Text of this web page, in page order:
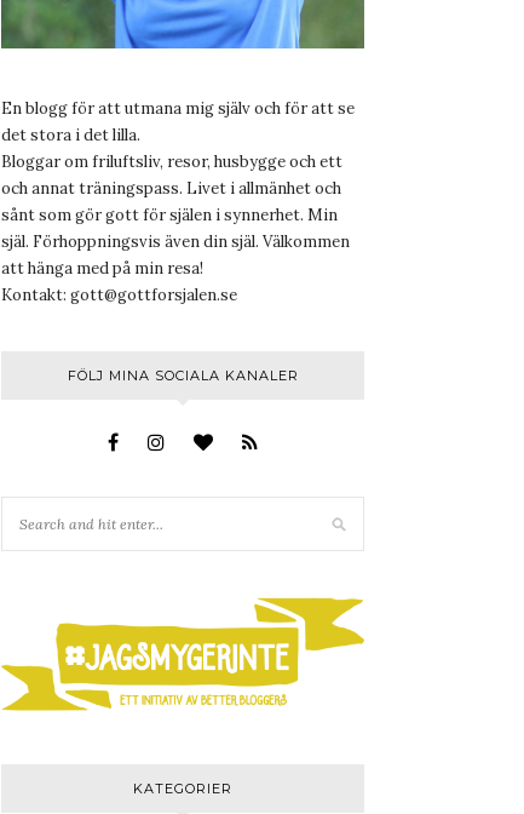
En blogg för att utmana mig själv och för att se
det stora i det lilla.
Bloggar om friluftsliv, resor, husbygge och ett
och annat träningspass. Livet i allmänhet och
sånt som gör gott för själen i synnerhet. Min
själ. Förhoppningsvis även din själ. Välkommen
att hänga med på min resa!
Kontakt: gott@gottforsjalen.se
FÖLJ MINA SOCIALA KANALER
KATEGORIER